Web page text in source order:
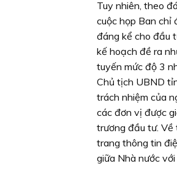
Tuy nhiên, theo
cuộc họp Ban chỉ
đáng kể cho đầu
kế hoạch đề ra
tuyến mức độ 3
Chủ tịch UBND
trách nhiệm của
các đơn vị được
trương đầu tư. Về
trang thông tin
giữa Nhà nước